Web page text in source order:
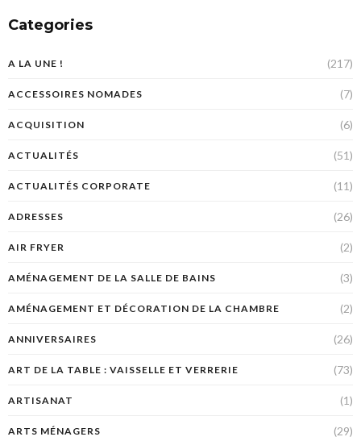
Categories
A LA UNE ! (217)
ACCESSOIRES NOMADES (7)
ACQUISITION (6)
ACTUALITÉS (51)
ACTUALITÉS CORPORATE (11)
ADRESSES (26)
AIR FRYER (2)
AMÉNAGEMENT DE LA SALLE DE BAINS (3)
AMÉNAGEMENT ET DÉCORATION DE LA CHAMBRE (2)
ANNIVERSAIRES (26)
ART DE LA TABLE : VAISSELLE ET VERRERIE (73)
ARTISANAT (1)
ARTS MÉNAGERS (29)